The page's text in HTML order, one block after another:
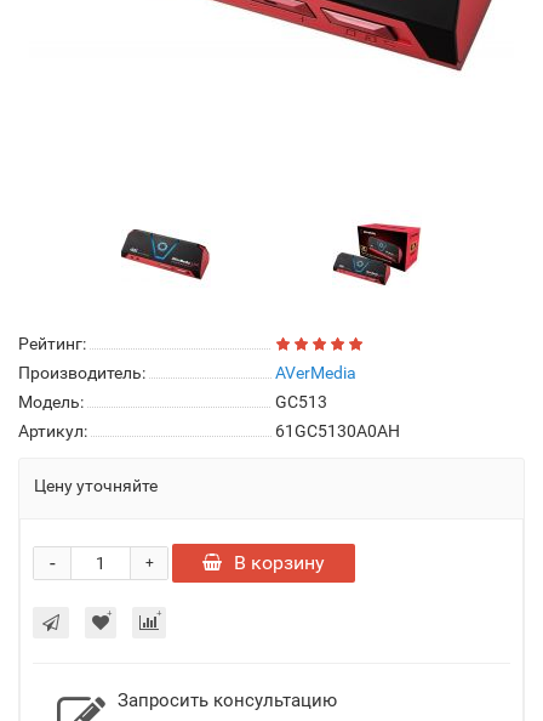
Рейтинг:
Производитель:
AVerMedia
Модель:
GC513
Артикул:
61GC5130A0AH
Цену уточняйте
+
- В корзину
Запросить консультацию